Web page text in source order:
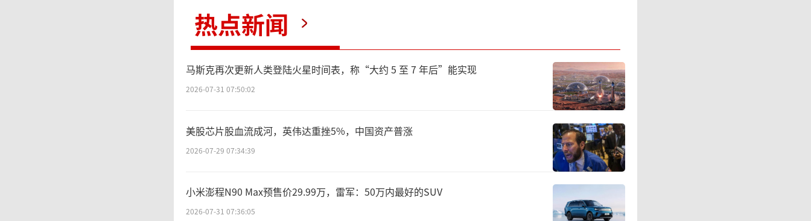
新标准要求智能床垫能够实现远程控制、
提示、异常报警和语音交互，确保用户能通过
热点新闻
马斯克再次更新人类登陆火星时间表，称“大约 5 至 7 年后”能实现
2026-07-31 07:50:02
美股芯片股血流成河，英伟达重挫5%，中国资产普涨
2026-07-29 07:34:39
小米澎程N90 Max预售价29.99万，雷军：50万内最好的SUV
2026-07-31 07:36:05